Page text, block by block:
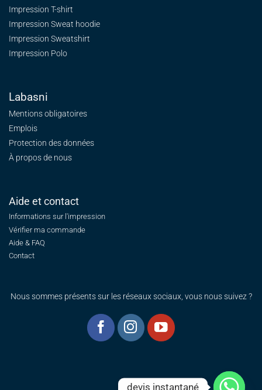
Impression T-shirt
Impression Sweat hoodie
Impression Sweatshirt
Impression Polo
Labasni
Mentions obligatoires
Emplois
Protection des données
À propos de nous
Aide et contact
Informations sur l'impression
Vérifier ma commande
Aide & FAQ
Contact
Nous sommes présents sur les réseaux sociaux, vous nous suivez ?
devis instantané